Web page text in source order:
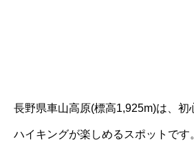
長野県車山高原(標高1,925m)は、初
ハイキングが楽しめるスポットです